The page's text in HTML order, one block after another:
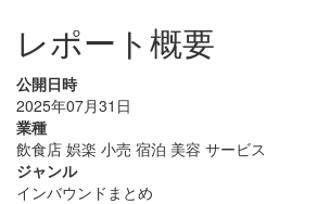
レポート概要
公開日時
2025年07月31日
業種
飲食店 娯楽 小売 宿泊 美容 サービス
ジャンル
インバウンドまとめ